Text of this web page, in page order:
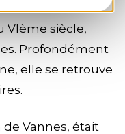
et de son fils
VIème siècle,
Profondément
elle se retrouve
de Vannes, était